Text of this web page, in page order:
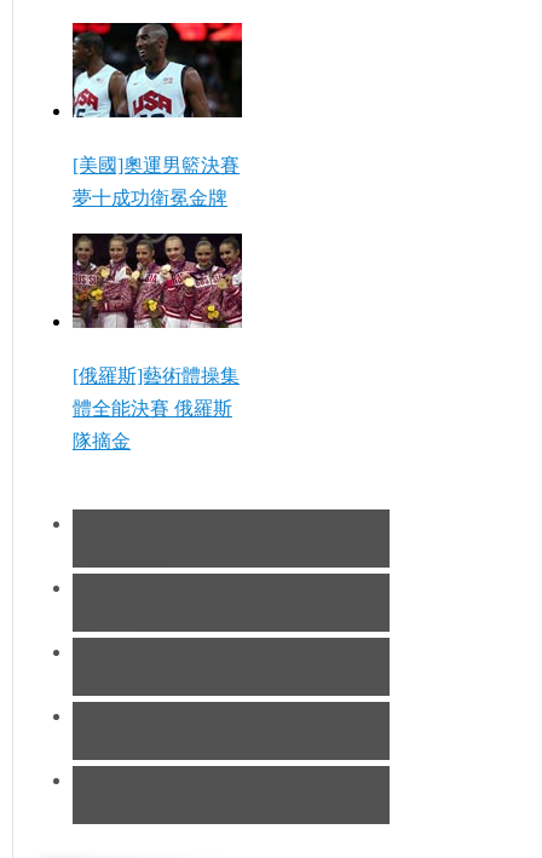
[美國]奧運男籃決賽
夢十成功衛冕金牌
[俄羅斯]藝術體操集
體全能決賽 俄羅斯
隊摘金